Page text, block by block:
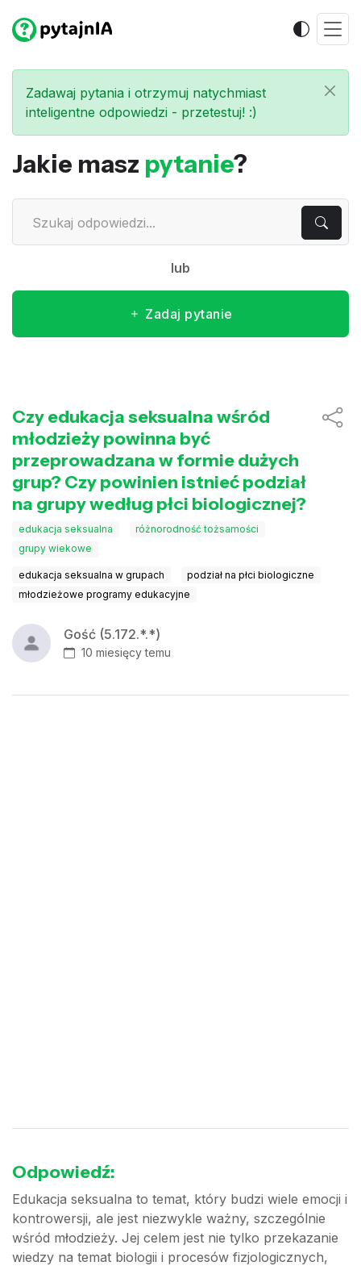
Zadawaj pytania i otrzymuj natychmiast
inteligentne odpowiedzi - przetestuj! :)
Jakie masz pytanie?
lub
Zadaj pytanie
Czy edukacja seksualna wśród
młodzieży powinna być
przeprowadzana w formie dużych
grup? Czy powinien istnieć podział
na grupy według płci biologicznej?
edukacja seksualna
różnorodność tożsamości
grupy wiekowe
edukacja seksualna w grupach
podział na płci biologiczne
młodzieżowe programy edukacyjne
Gość (5.172.*.*)
10 miesięcy temu
Odpowiedź:
Edukacja seksualna to temat, który budzi wiele emocji i
kontrowersji, ale jest niezwykle ważny, szczególnie
wśród młodzieży. Jej celem jest nie tylko przekazanie
wiedzy na temat biologii i procesów fizjologicznych,